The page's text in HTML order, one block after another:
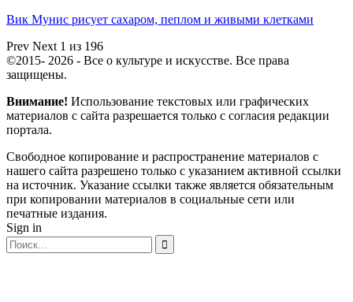
Вик Мунис рисует сахаром, пеплом и живыми клетками
Prev Next 1 из 196
©2015- 2026 - Все о культуре и искусстве. Все права
защищены.
Внимание! Использование текстовых или графических
материалов с сайта разрешается только c согласия редакции
портала.
Свободное копирование и распространение материалов с
нашего сайта разрешено только с указанием активной ссылки
на источник. Указание ссылки также является обязательным
при копировании материалов в социальные сети или
печатные издания.
Sign in